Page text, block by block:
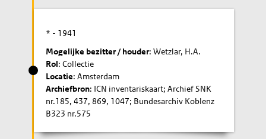
* - 1941
Mogelijke bezitter / houder: Wetzlar, H.A.
Rol: Collectie
Locatie: Amsterdam
Archiefbron: ICN inventariskaart; Archief SNK
nr.185, 437, 869, 1047; Bundesarchiv Koblenz
B323 nr.575